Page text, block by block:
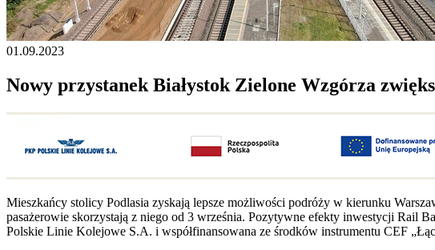
01.09.2023
Nowy przystanek Białystok Zielone Wzgórza
Mieszkańcy stolicy Podlasia zyskają lepsze możliwości podróży w kierunku
pasażerowie skorzystają z niego od 3 września. Pozytywne efekty inwestycji Rail
Polskie Linie Kolejowe S.A. i współfinansowana ze środków instrumentu CEF